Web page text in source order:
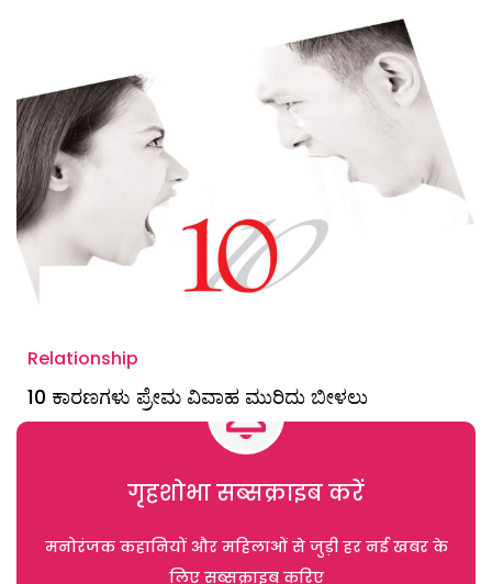
Relationship
10 ಕಾರಣಗಳು ಪ್ರೇಮ ವಿವಾಹ ಮುರಿದು ಬೀಳಲು
गृहशोभा सब्सक्राइब करें
मनोरंजक कहानियों और महिलाओं से जुड़ी हर नई खबर के
लिए सब्सक्राइब करिए